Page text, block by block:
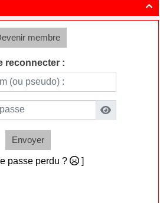

membre
reconnecter :
Envoyer
passe perdu ? ]